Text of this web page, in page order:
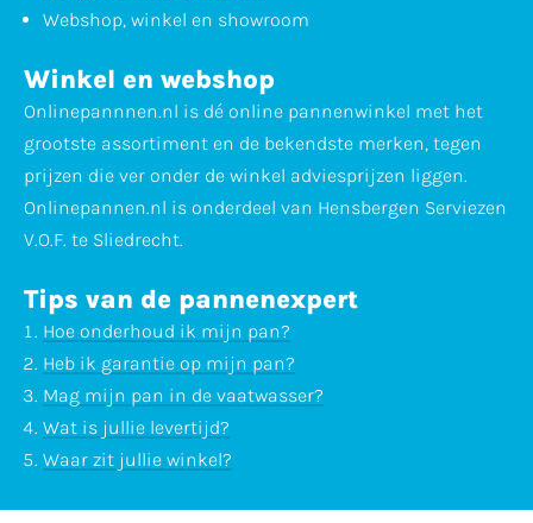
Webshop, winkel en showroom
Winkel en webshop
Onlinepannnen.nl is dé online pannenwinkel met het
grootste assortiment en de bekendste merken, tegen
prijzen die ver onder de winkel adviesprijzen liggen.
Onlinepannen.nl is onderdeel van Hensbergen Serviezen
V.O.F. te Sliedrecht.
Tips van de pannenexpert
Hoe onderhoud ik mijn pan?
Heb ik garantie op mijn pan?
Mag mijn pan in de vaatwasser?
Wat is jullie levertijd?
Waar zit jullie winkel?